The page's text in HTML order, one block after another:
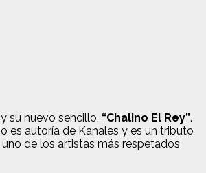
su nuevo sencillo, “Chalino El Rey”.
es autoría de Kanales y es un tributo
uno de los artistas más respetados